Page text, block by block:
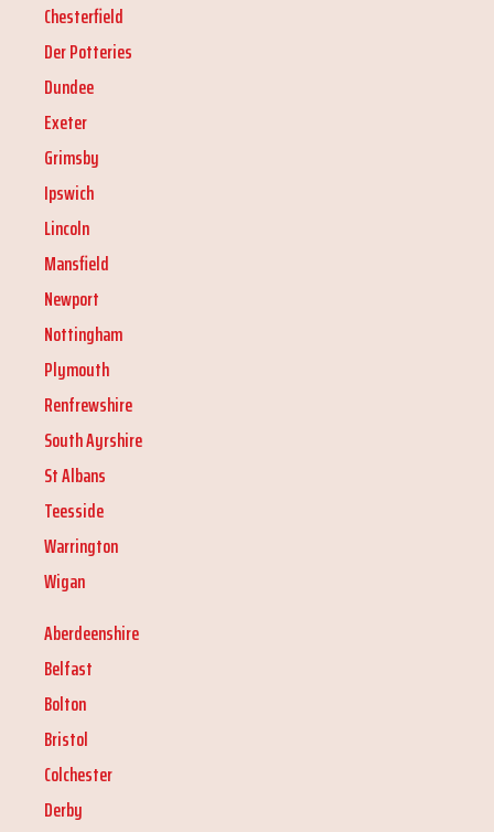
Chesterfield
Der Potteries
Dundee
Exeter
Grimsby
Ipswich
Lincoln
Mansfield
Newport
Nottingham
Plymouth
Renfrewshire
South Ayrshire
St Albans
Teesside
Warrington
Wigan
Aberdeenshire
Belfast
Bolton
Bristol
Colchester
Derby